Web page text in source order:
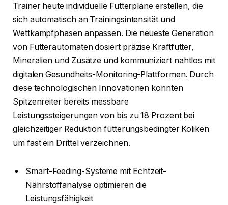
Trainer heute individuelle Futterpläne erstellen, die
sich automatisch an Trainingsintensität und
Wettkampfphasen anpassen. Die neueste Generation
von Futterautomaten dosiert präzise Kraftfutter,
Mineralien und Zusätze und kommuniziert nahtlos mit
digitalen Gesundheits-Monitoring-Plattformen. Durch
diese technologischen Innovationen konnten
Spitzenreiter bereits messbare
Leistungssteigerungen von bis zu 18 Prozent bei
gleichzeitiger Reduktion fütterungsbedingter Koliken
um fast ein Drittel verzeichnen.
Smart-Feeding-Systeme mit Echtzeit-
Nährstoffanalyse optimieren die
Leistungsfähigkeit